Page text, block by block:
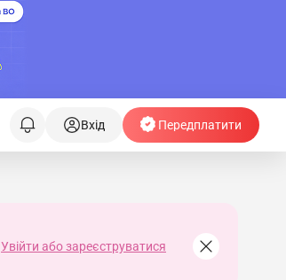
Вхід Передплатити
Увійти або зареєструватися